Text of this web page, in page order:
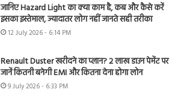
जानिए Hazard Light का क्या काम है, कब और कैसे करें
इसका इस्तेमाल, ज्यादातर लोग नहीं जानते सही तरीका
12 July 2026 - 6:14 PM
Renault Duster खरीदने का प्लान? 2 लाख डाउन पेमेंट पर
जानें कितनी बनेगी EMI और कितना देना होगा लोन
9 July 2026 - 6:33 PM